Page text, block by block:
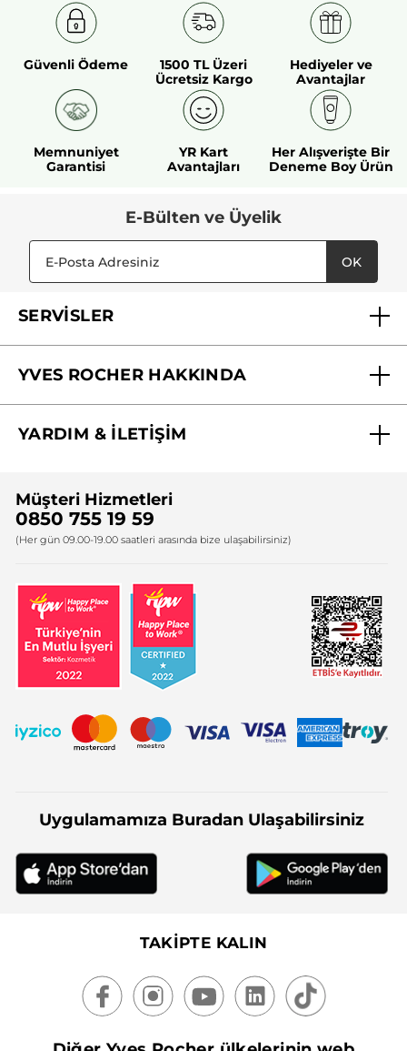
Güvenli Ödeme
1500 TL Üzeri
Ücretsiz Kargo
Hediyeler ve
Avantajlar
Memnuniyet
Garantisi
YR Kart
Avantajları
Her Alışverişte Bir
Deneme Boy Ürün
E-Bülten ve Üyelik
OK
SERVİSLER
YVES ROCHER HAKKINDA
Yves Rocher Vakfı
YARDIM & İLETİŞİM
Bize Ulaşın
Firma Bilgileri
Müşteri Hizmetleri
0850 755 19 59
(Her gün 09.00-19.00 saatleri arasında bize ulaşabilirsiniz)
Uygulamamıza Buradan Ulaşabilirsiniz
TAKİPTE KALIN